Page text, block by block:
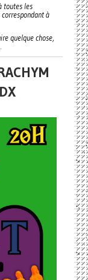
toutes les
à
quelque chose,